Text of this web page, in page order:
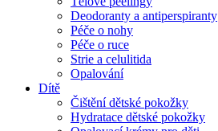
Deodoranty a antiperspiranty
Péče o nohy
Péče o ruce
Strie a celulitida
Opalování
Dítě
Čištění dětské pokožky
Hydratace dětské pokožky